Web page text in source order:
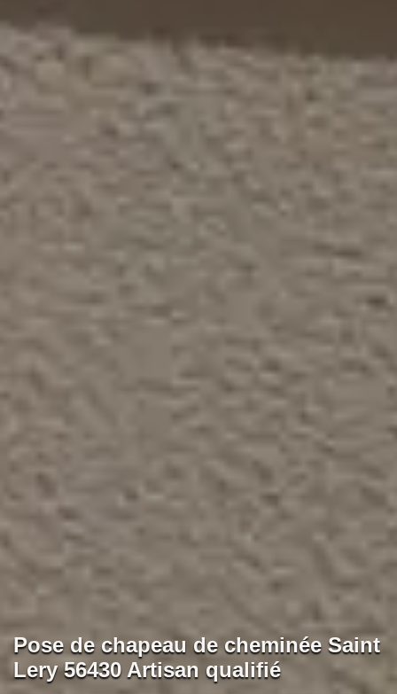
Pose de chapeau de cheminée Saint
Lery 56430 Artisan qualifié